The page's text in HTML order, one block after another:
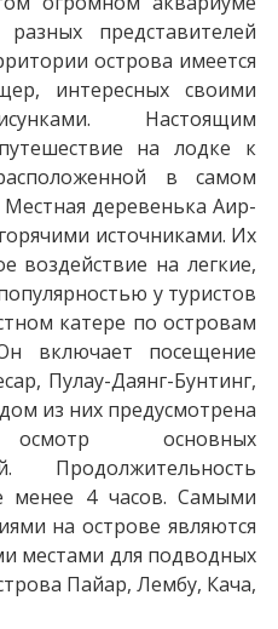
представителей
острова имеется
интересных своими
Настоящим
на лодке к
в самом
деревенька Аир-
источниками. Их
воздействие на легкие,
у туристов
катере по островам
включает посещение
Пулау-Даянг-Бунтинг,
из них предусмотрена
основных
Продолжительность
менее 4 часов. Самыми
на острове являются
местами для подводных
Пайар, Лембу, Кача,